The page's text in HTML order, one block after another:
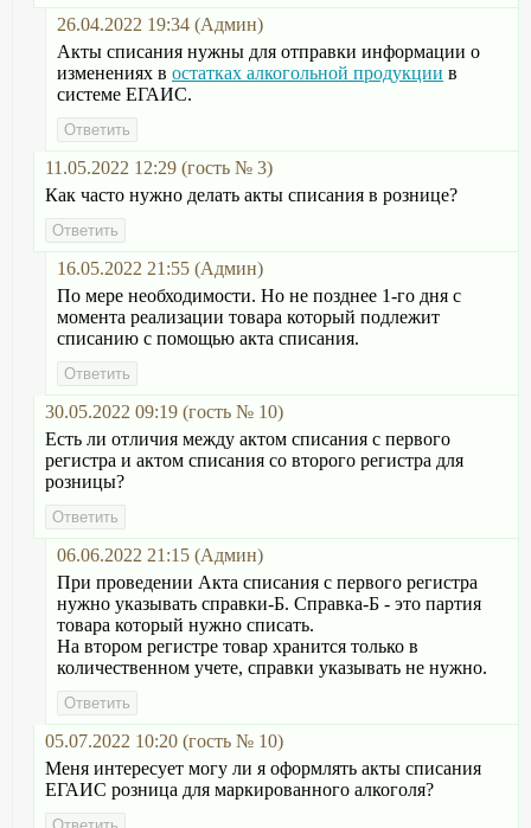
26.04.2022 19:34 (Админ)
Акты списания нужны для отправки информации о
изменениях в остатках алкогольной продукции в
системе ЕГАИС.
11.05.2022 12:29 (гость № 3)
Как часто нужно делать акты списания в рознице?
16.05.2022 21:55 (Админ)
По мере необходимости. Но не позднее 1-го дня с
момента реализации товара который подлежит
списанию с помощью акта списания.
30.05.2022 09:19 (гость № 10)
Есть ли отличия между актом списания с первого
регистра и актом списания со второго регистра для
розницы?
06.06.2022 21:15 (Админ)
При проведении Акта списания с первого регистра
нужно указывать справки-Б. Справка-Б - это партия
товара который нужно списать.
На втором регистре товар хранится только в
количественном учете, справки указывать не нужно.
05.07.2022 10:20 (гость № 10)
Меня интересует могу ли я оформлять акты списания
ЕГАИС розница для маркированного алкоголя?